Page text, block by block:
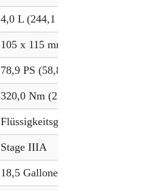
4,0 L (244,1 ci)
105 x 115 mm
78,9 PS (58,8 kW)
320,0 Nm (236 lb-ft)
Flüssigkeitsgekühlt
Stage IIIA
18,5 Gallonen (70,0 L)